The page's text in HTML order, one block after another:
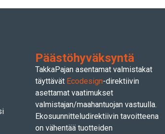
Päästöhyväksyntä
TakkaPajan asentamat valmistakat
täyttävät Ecodesign-direktiivin
asettamat vaatimukset
valmistajan/maahantuojan vastuulla.
Ekosuunnitteludirektiivin tavoitteena
on vähentää tuotteiden